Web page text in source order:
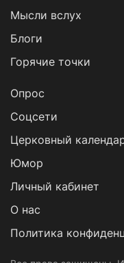
Мысли вслух
Блоги
Горячие точки
Опрос
Cоцсети
Церковный
Юмор
Личный кабинет
О нас
Политика